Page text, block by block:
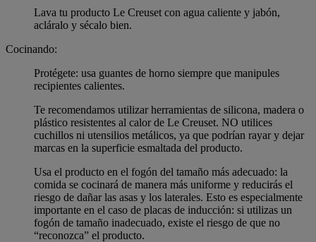
Lava tu producto Le Creuset con agua caliente y jabón,
acláralo y sécalo bien.
Cocinando:
Protégete: usa guantes de horno siempre que manipules
recipientes calientes.
Te recomendamos utilizar herramientas de silicona, madera o
plástico resistentes al calor de Le Creuset. NO utilices
cuchillos ni utensilios metálicos, ya que podrían rayar y dejar
marcas en la superficie esmaltada del producto.
Usa el producto en el fogón del tamaño más adecuado: la
comida se cocinará de manera más uniforme y reducirás el
riesgo de dañar las asas y los laterales. Esto es especialmente
importante en el caso de placas de inducción: si utilizas un
fogón de tamaño inadecuado, existe el riesgo de que no
“reconozca” el producto.